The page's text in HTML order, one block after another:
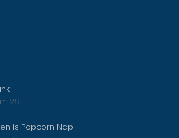
29.
is Popcorn Nap